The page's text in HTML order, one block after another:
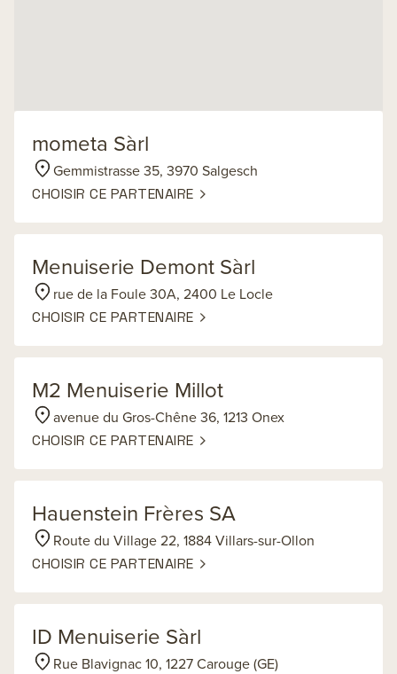
mometa Sàrl
Gemmistrasse 35, 3970 Salgesch
CHOISIR CE PARTENAIRE
Menuiserie Demont Sàrl
rue de la Foule 30A, 2400 Le Locle
CHOISIR CE PARTENAIRE
M2 Menuiserie Millot
avenue du Gros-Chêne 36, 1213 Onex
CHOISIR CE PARTENAIRE
Hauenstein Frères SA
Route du Village 22, 1884 Villars-sur-Ollon
CHOISIR CE PARTENAIRE
ID Menuiserie Sàrl
Rue Blavignac 10, 1227 Carouge (GE)